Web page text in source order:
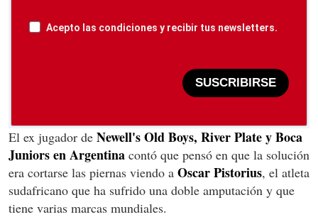
Acepto las condiciones y recibir tus newsletters.
SUSCRIBIRSE
El ex jugador de Newell's Old Boys, River Plate y Boca
Juniors en Argentina contó que pensó en que la solución
era cortarse las piernas viendo a Oscar Pistorius, el atleta
sudafricano que ha sufrido una doble amputación y que
tiene varias marcas mundiales.